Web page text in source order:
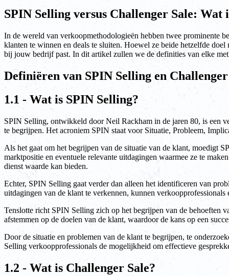
SPIN Selling versus Challenger Sale: Wat
In de wereld van verkoopmethodologieën hebben twee prominente
klanten te winnen en deals te sluiten. Hoewel ze beide hetzelfde
bij jouw bedrijf past. In dit artikel zullen we de definities van elke
Definiëren van SPIN Selling en Challenger
1.1 - Wat is SPIN Selling?
SPIN Selling, ontwikkeld door Neil Rackham in de jaren 80, is een
te begrijpen. Het acroniem SPIN staat voor Situatie, Probleem,
Als het gaat om het begrijpen van de situatie van de klant, moedigt
marktpositie en eventuele relevante uitdagingen waarmee ze te
dienst waarde kan bieden.
Echter, SPIN Selling gaat verder dan alleen het identificeren van
uitdagingen van de klant te verkennen, kunnen
Tenslotte richt SPIN Selling zich op het begrijpen van de behoeften
afstemmen op de doelen van de klant, waardoor de kans op een
Door de situatie en problemen van de klant te begrijpen, te
Selling verkoopprofessionals de mogelijkheid om effectieve
1.2 - Wat is Challenger Sale?